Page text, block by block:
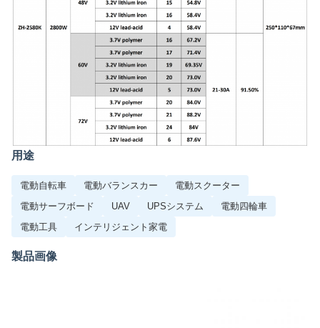
用途
電動自転車 電動バランスカー
電動スクーター
電動サーフボード
UAV UPSシステム
電動四輪車
電動工具
インテリジェント家電
製品画像